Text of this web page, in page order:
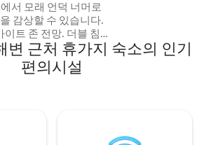
서 모래 언덕 너머로
감상할 수 있습니다.
트 존 전망. 더블 침
덕 전망. 간이 주방: 전
피 머신, 식기 세척기
없음). 욕실: 목욕 및
보트를 타고 플리
라 라이덴 시내를
변 근처 휴가지 숙소의 인기
편의시설